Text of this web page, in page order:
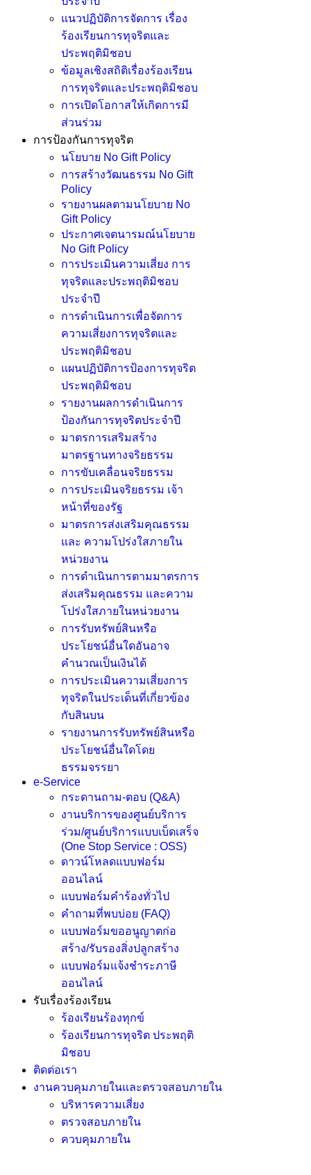
แนวปฏิบัติการจัดการ เรื่อง
ร้องเรียนการทุจริตและ
ประพฤติมิชอบ
ข้อมูลเชิงสถิติเรื่องร้องเรียน
การทุจริตและประพฤติมิชอบ
การเปิดโอกาสให้เกิดการมี
ส่วนร่วม
การป้องกันการทุจริต
นโยบาย No Gift Policy
การสร้างวัฒนธรรม No Gift
Policy
รายงานผลตามนโยบาย No
Gift Policy
ประกาศเจตนารมณ์นโยบาย
No Gift Policy
การประเมินความเสี่ยง การ
ทุจริตและประพฤติมิชอบ
ประจำปี
การดำเนินการเพื่อจัดการ
ความเสี่ยงการทุจริตและ
ประพฤติมิชอบ
แผนปฏิบัติการป้องการทุจริต
ประพฤติมิชอบ
รายงานผลการดำเนินการ
ป้องกันการทุจริตประจำปี
มาตรการเสริมสร้าง
มาตรฐานทางจริยธรรม
การขับเคลื่อนจริยธรรม
การประเมินจริยธรรม เจ้า
หน้าที่ของรัฐ
มาตรการส่งเสริมคุณธรรม
และ ความโปร่งใสภายใน
หน่วยงาน
การดำเนินการตามมาตรการ
ส่งเสริมคุณธรรม และความ
โปร่งใสภายในหน่วยงาน
การรับทรัพย์สินหรือ
ประโยชน์อื่นใดอันอาจ
คำนวณเป็นเงินได้
การประเมินความเสี่ยงการ
ทุจริตในประเด็นที่เกี่ยวข้อง
กับสินบน
รายงานการรับทรัพย์สินหรือ
ประโยชน์อื่นใดโดย
ธรรมจรรยา
e-Service
กระดานถาม-ตอบ (Q&A)
งานบริการของศูนย์บริการ
ร่วม/ศูนย์บริการแบบเบ็ดเสร็จ
(One Stop Service : OSS)
ดาวน์โหลดแบบฟอร์ม
ออนไลน์
แบบฟอร์มคำร้องทั่วไป
คำถามที่พบบ่อย (FAQ)
แบบฟอร์มขออนูญาตก่อ
สร้าง/รับรองสิ่งปลูกสร้าง
แบบฟอร์มแจ้งชำระภาษี
ออนไลน์
รับเรื่องร้องเรียน
ร้องเรียนร้องทุกข์
ร้องเรียนการทุจริต ประพฤติ
มิชอบ
ติดต่อเรา
งานควบคุมภายในและตรวจสอบภายใน
บริหารความเสี่ยง
ตรวจสอบภายใน
ควบคุมภายใน